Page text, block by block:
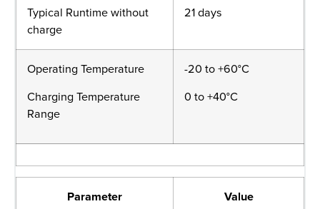
Typical Runtime without
charge
21 days
Operating Temperature
Charging Temperature
Range
-20 to +60°C
0 to +40°C
Parameter Value